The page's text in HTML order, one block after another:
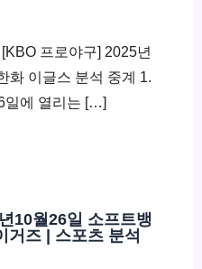
프로야구] 2025년
화 이글스 분석 중계 1.
일에 열리는 […]
10월26일 소프트뱅
거즈 | 스포츠 분석